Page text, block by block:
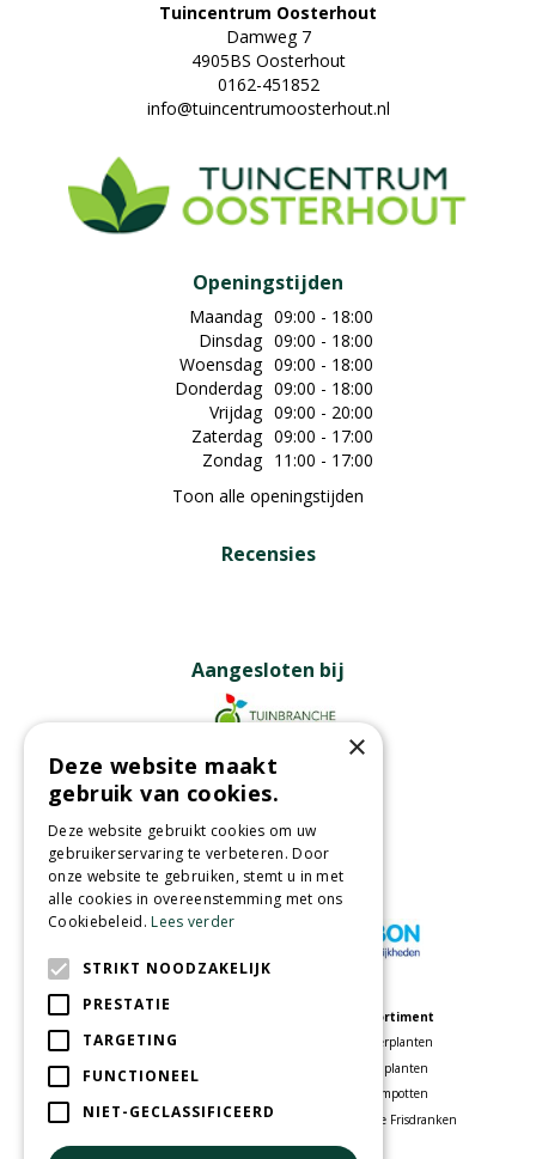
Tuincentrum Oosterhout
Damweg 7
4905BS Oosterhout
0162-451852
info@tuincentrumoosterhout.nl
Openingstijden
Maandag 09:00 - 18:00
Dinsdag 09:00 - 18:00
Woensdag 09:00 - 18:00
Donderdag 09:00 - 18:00
Vrijdag 09:00 - 20:00
Zaterdag 09:00 - 17:00
Zondag 11:00 - 17:00
Toon alle openingstijden
Recensies
Aangesloten bij
Partners
Wij accepteren
Tuincentrum
Speelparadijs
Woonwinkel
Assortiment
Kamerplanten
Tuinplanten
Bloempotten
Voordelige Frisdranken
×
Deze website maakt
gebruik van cookies.
Deze website gebruikt cookies om uw
gebruikerservaring te verbeteren. Door
onze website te gebruiken, stemt u in met
alle cookies in overeenstemming met ons
Cookiebeleid.Lees verder
STRIKT NOODZAKELIJK
PRESTATIE
TARGETING
FUNCTIONEEL
NIET-GECLASSIFICEERD